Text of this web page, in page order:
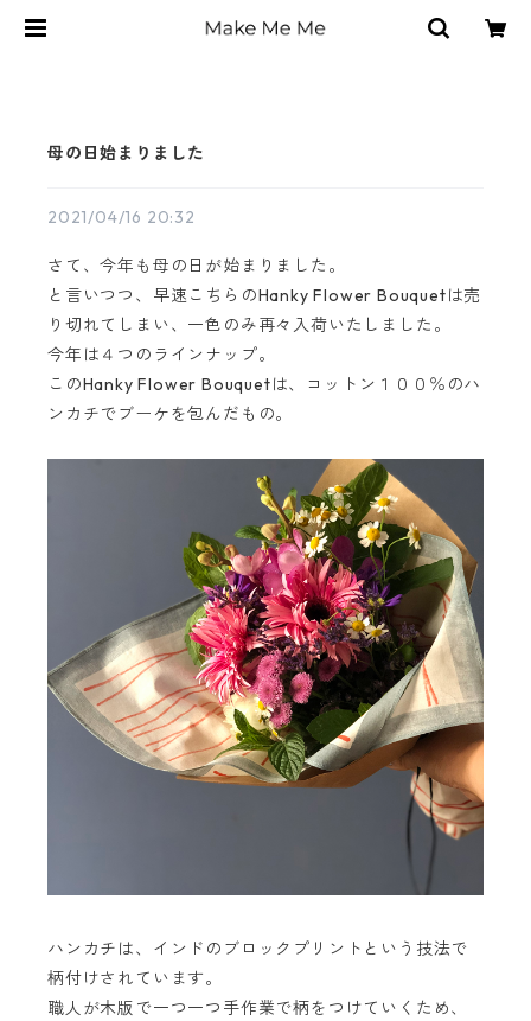
母の日始まりました
2021/04/16 20:32
さて、今年も母の日が始まりました。
と言いつつ、早速こちらのHanky Flower Bouquetは売
り切れてしまい、一色のみ再々入荷いたしました。
今年は４つのラインナップ。
このHanky Flower Bouquetは、コットン１００％のハ
ンカチでブーケを包んだもの。
ハンカチは、インドのブロックプリントという技法で
柄付けされています。
職人が木版で一つ一つ手作業で柄をつけていくため、